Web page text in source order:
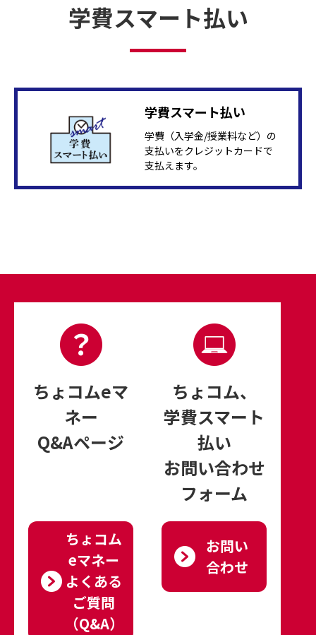
学費スマート払い
学費スマート払い
学費（入学金/授業料など）の
支払いをクレジットカードで
支払えます。
ちょコムeマ
ネー
Q&Aページ
ちょコム
eマネー
よくある
ご質問
（Q&A）
ちょコム、
学費スマート
払い
お問い合わせ
フォーム
お問い
合わせ